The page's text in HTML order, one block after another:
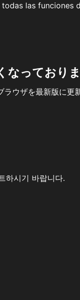
las funciones
なっており
ウザを最新版に更
하시기 바랍니다.